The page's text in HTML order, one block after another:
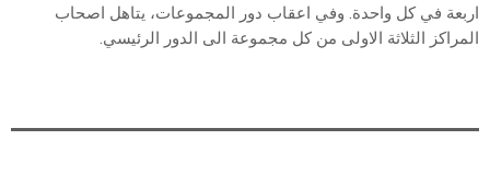
اربعة في كل واحدة. وفي اعقاب دور المجموعات، يتاهل اصحاب
المراكز الثلاثة الاولى من كل مجموعة الى الدور الرئيسي.